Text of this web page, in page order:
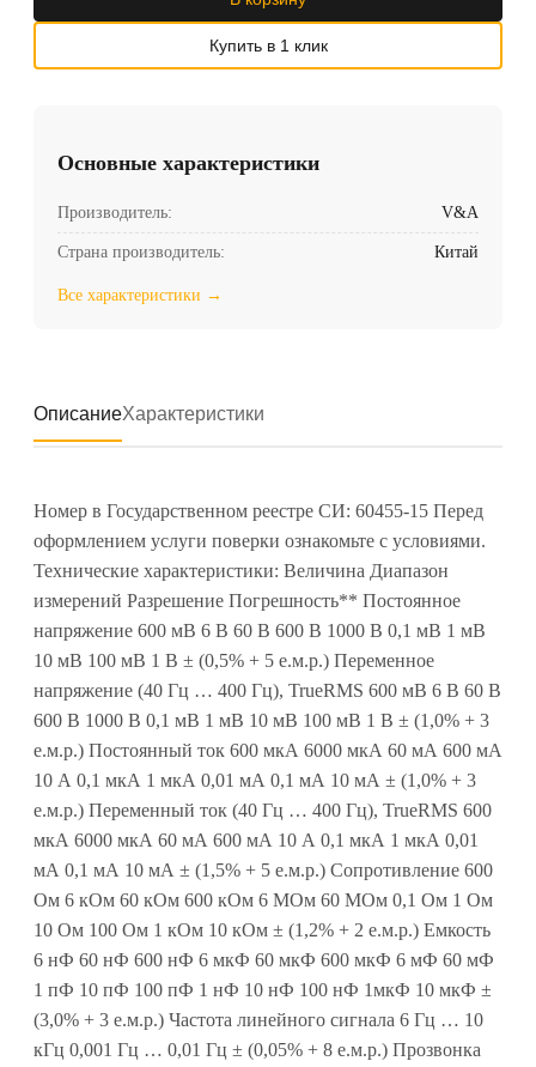
Купить в 1 клик
Основные характеристики
Производитель: V&A
Страна производитель: Китай
Все характеристики →
ОписаниеХарактеристики
Номер в Государственном реестре СИ: 60455-15 Перед
оформлением услуги поверки ознакомьте с условиями.
Технические характеристики: Величина Диапазон
измерений Разрешение Погрешность** Постоянное
напряжение 600 мВ 6 В 60 В 600 В 1000 В 0,1 мВ 1 мВ
10 мВ 100 мВ 1 В ± (0,5% + 5 е.м.р.) Переменное
напряжение (40 Гц … 400 Гц), TrueRMS 600 мВ 6 В 60 В
600 В 1000 В 0,1 мВ 1 мВ 10 мВ 100 мВ 1 В ± (1,0% + 3
е.м.р.) Постоянный ток 600 мкА 6000 мкА 60 мА 600 мА
10 А 0,1 мкА 1 мкА 0,01 мА 0,1 мА 10 мА ± (1,0% + 3
е.м.р.) Переменный ток (40 Гц … 400 Гц), TrueRMS 600
мкА 6000 мкА 60 мА 600 мА 10 А 0,1 мкА 1 мкА 0,01
мА 0,1 мА 10 мА ± (1,5% + 5 е.м.р.) Сопротивление 600
Ом 6 кОм 60 кОм 600 кОм 6 МОм 60 МОм 0,1 Ом 1 Ом
10 Ом 100 Ом 1 кОм 10 кОм ± (1,2% + 2 е.м.р.) Емкость
6 нФ 60 нФ 600 нФ 6 мкФ 60 мкФ 600 мкФ 6 мФ 60 мФ
1 пФ 10 пФ 100 пФ 1 нФ 10 нФ 100 нФ 1мкФ 10 мкФ ±
(3,0% + 3 е.м.р.) Частота линейного сигнала 6 Гц … 10
кГц 0,001 Гц … 0,01 Гц ± (0,05% + 8 е.м.р.) Прозвонка